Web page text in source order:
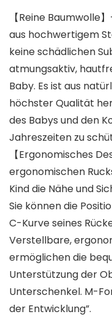
【Reine Baumwolle
aus hochwertigem
keine schädlichen
atmungsaktiv,
Baby. Es ist aus
höchster Qualität
des Babys und den
Jahreszeiten zu
【Ergonomisches
ergonomischen
Kind die Nähe und
Sie können die
C-Kurve seines
Verstellbare,
ermöglichen die
Unterstützung der
Unterschenkel. M-
der Entwicklung”.